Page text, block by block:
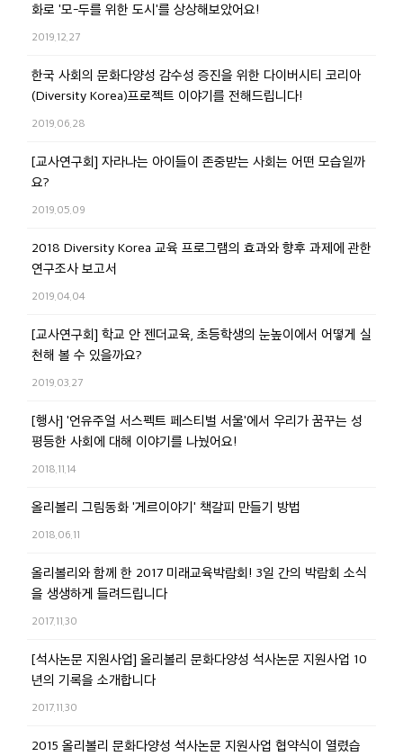
화로 '모-두를 위한 도시'를 상상해보았어요!
2019.12.27
한국 사회의 문화다양성 감수성 증진을 위한 다이버시티 코리아
(Diversity Korea)프로젝트 이야기를 전해드립니다!
2019.06.28
[교사연구회] 자라나는 아이들이 존중받는 사회는 어떤 모습일까
요?
2019.05.09
2018 Diversity Korea 교육 프로그램의 효과와 향후 과제에 관한
연구조사 보고서
2019.04.04
[교사연구회] 학교 안 젠더교육, 초등학생의 눈높이에서 어떻게 실
천해 볼 수 있을까요?
2019.03.27
[행사] '언유주얼 서스펙트 페스티벌 서울'에서 우리가 꿈꾸는 성
평등한 사회에 대해 이야기를 나눴어요!
2018.11.14
올리볼리 그림동화 '게르이야기' 책갈피 만들기 방법
2018.06.11
올리볼리와 함께 한 2017 미래교육박람회! 3일 간의 박람회 소식
을 생생하게 들려드립니다
2017.11.30
[석사논문 지원사업] 올리볼리 문화다양성 석사논문 지원사업 10
년의 기록을 소개합니다
2017.11.30
2015 올리볼리 문화다양성 석사논문 지원사업 협약식이 열렸습